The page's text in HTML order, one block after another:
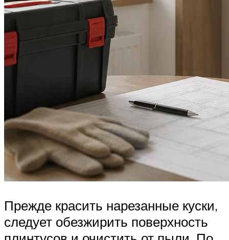
Прежде красить нарезанные куски,
следует обезжирить поверхность